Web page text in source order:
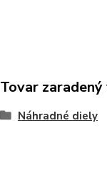
Tovar
Náhradné diely